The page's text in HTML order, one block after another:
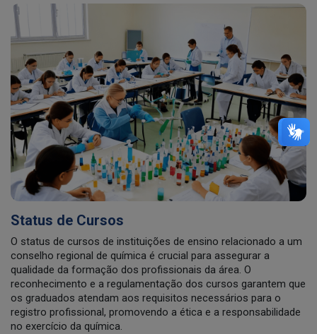
Status de Cursos
O status de cursos de instituições de ensino relacionado a um
conselho regional de química é crucial para assegurar a
qualidade da formação dos profissionais da área. O
reconhecimento e a regulamentação dos cursos garantem que
os graduados atendam aos requisitos necessários para o
registro profissional, promovendo a ética e a responsabilidade
no exercício da química.